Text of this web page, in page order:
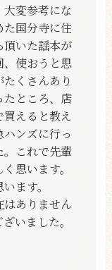
変参考にな
国分寺に住
いた謡本が
使おうと思
くさんあり
たところ、店
えると教え
ンズに行っ
これで先輩
思います。
ます。
ありません
いました。